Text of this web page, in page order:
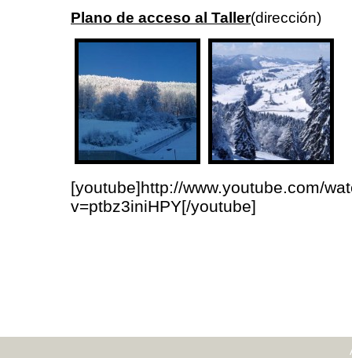
Plano de acceso al Taller(dirección)
[youtube]http://www.youtube.com/
v=ptbz3iniHPY[/youtube]